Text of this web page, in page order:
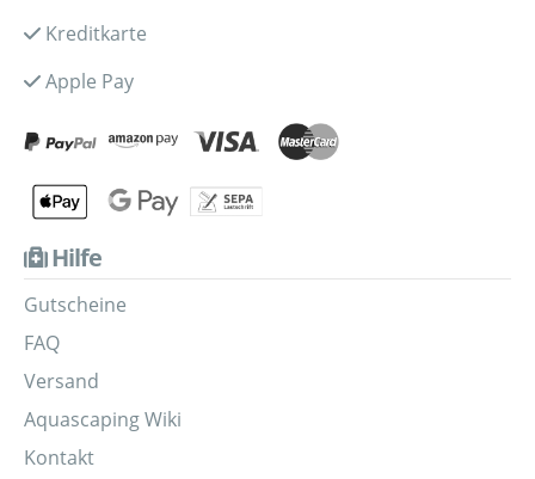
Kreditkarte
Apple Pay
Hilfe
Gutscheine
FAQ
Versand
Aquascaping Wiki
Kontakt